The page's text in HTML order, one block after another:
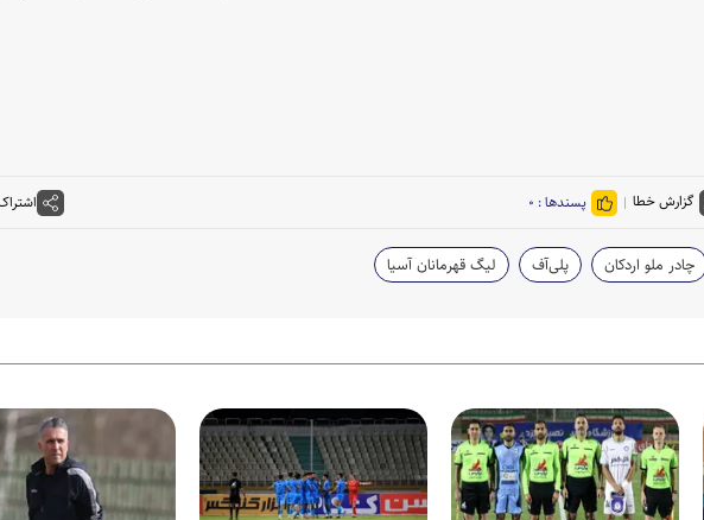
گزارش خطا پسندها : ۰
چادر ملو اردکان پلی‌آف لیگ قهرمانان آسیا